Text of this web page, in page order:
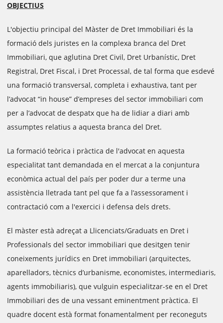
OBJECTIUS
L'objectiu principal del Màster de Dret Immobiliari és la
formació dels juristes en la complexa branca del Dret
Immobiliari, que aglutina Dret Civil, Dret Urbanístic, Dret
Registral, Dret Fiscal, i Dret Processal, de tal forma que esdevé
una formació transversal, completa i exhaustiva, tant per
l’advocat “in house” d’empreses del sector immobiliari com
per a l’advocat de despatx que ha de lidiar a diari amb
assumptes relatius a aquesta branca del Dret.
La formació teòrica i pràctica de l'advocat en aquesta
especialitat tant demandada en el mercat a la conjuntura
econòmica actual del país per poder dur a terme una
assistència lletrada tant pel que fa a l’assessorament i
contractació com a l'exercici i defensa dels drets.
El màster està adreçat a Llicenciats/Graduats en Dret i
Professionals del sector immobiliari que desitgen tenir
coneixements jurídics en Dret immobiliari (arquitectes,
aparelladors, tècnics d’urbanisme, economistes, intermediaris,
agents immobiliaris), que vulguin especialitzar-se en el Dret
Immobiliari des de una vessant eminentment pràctica. El
quadre docent està format fonamentalment per reconeguts